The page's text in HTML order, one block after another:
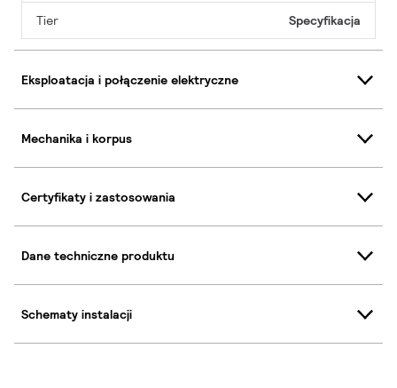
Tier Specyfikacja
Eksploatacja i połączenie elektryczne
Mechanika i korpus
Certyfikaty i zastosowania
Dane techniczne produktu
Schematy instalacji